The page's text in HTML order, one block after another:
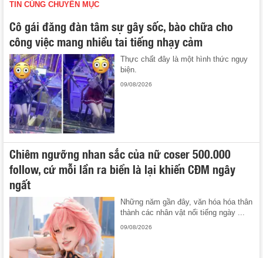
TIN CÙNG CHUYÊN MỤC
Cô gái đăng đàn tâm sự gây sốc, bào chữa cho
công việc mang nhiều tai tiếng nhạy cảm
Thực chất đây là một hình thức ngụy
biện.
09/08/2026
Chiêm ngưỡng nhan sắc của nữ coser 500.000
follow, cứ mỗi lần ra biển là lại khiến CĐM ngây
ngất
Những năm gần đây, văn hóa hóa thân
thành các nhân vật nổi tiếng ngày ...
09/08/2026